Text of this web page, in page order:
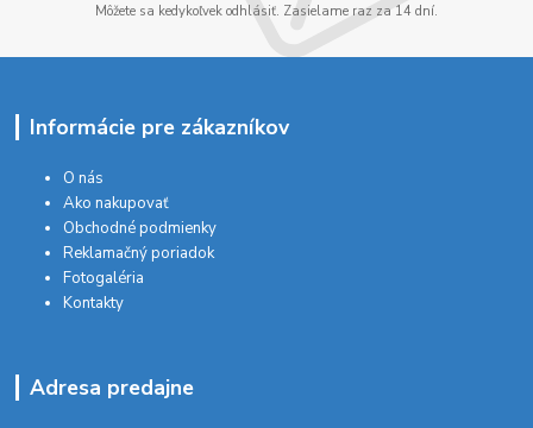
Môžete sa kedykoľvek odhlásiť. Zasielame raz za 14 dní.
Informácie pre zákazníkov
O nás
Ako nakupovať
Obchodné podmienky
Reklamačný poriadok
Fotogaléria
Kontakty
Adresa predajne